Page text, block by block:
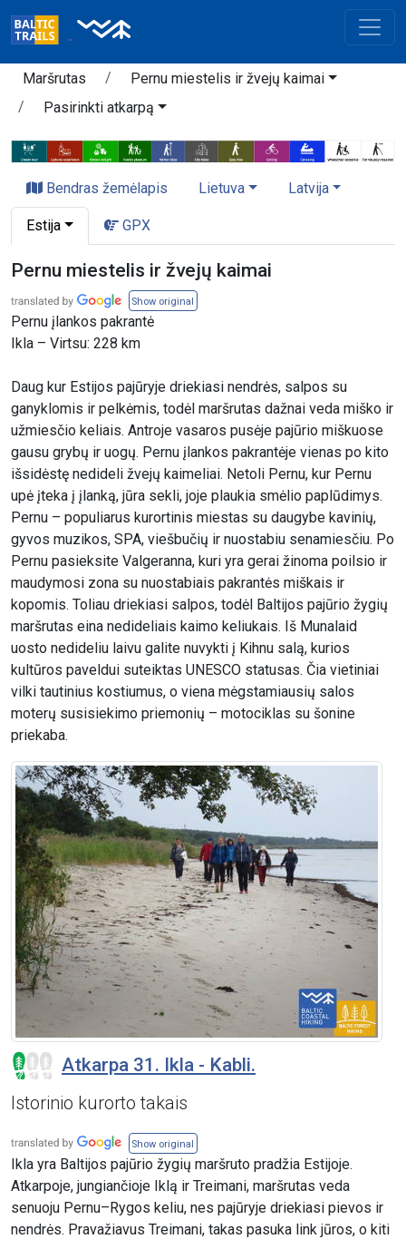
Maršrutas
Pernu miestelis ir žvejų kaimai
Pasirinkti atkarpą
Bendras žemėlapis Lietuva Latvija
Estija GPX
Pernu miestelis ir žvejų kaimai
Show original
Pernu įlankos pakrantė
Ikla – Virtsu: 228 km
Daug kur Estijos pajūryje driekiasi nendrės, salpos su
ganyklomis ir pelkėmis, todėl maršrutas dažnai veda miško ir
užmiesčio keliais. Antroje vasaros pusėje pajūrio miškuose
gausu grybų ir uogų. Pernu įlankos pakrantėje vienas po kito
išsidėstę nedideli žvejų kaimeliai. Netoli Pernu, kur Pernu
upė įteka į įlanką, jūra sekli, joje plaukia smėlio paplūdimys.
Pernu – populiarus kurortinis miestas su daugybe kavinių,
gyvos muzikos, SPA, viešbučių ir nuostabiu senamiesčiu. Po
Pernu pasieksite Valgeranna, kuri yra gerai žinoma poilsio ir
maudymosi zona su nuostabiais pakrantės miškais ir
kopomis. Toliau driekiasi salpos, todėl Baltijos pajūrio žygių
maršrutas eina nedideliais kaimo keliukais. Iš Munalaid
uosto nedideliu laivu galite nuvykti į Kihnu salą, kurios
kultūros paveldui suteiktas UNESCO statusas. Čia vietiniai
vilki tautinius kostiumus, o viena mėgstamiausių salos
moterų susisiekimo priemonių – motociklas su šonine
priekaba.
Atkarpa 31. Ikla - Kabli.
Istorinio kurorto takais
Show original
Ikla yra Baltijos pajūrio žygių maršruto pradžia Estijoje.
Atkarpoje, jungiančioje Iklą ir Treimani, maršrutas veda
senuoju Pernu–Rygos keliu, nes pajūryje driekiasi pievos ir
nendrės. Pravažiavus Treimani, takas pasuka link jūros, o kiti